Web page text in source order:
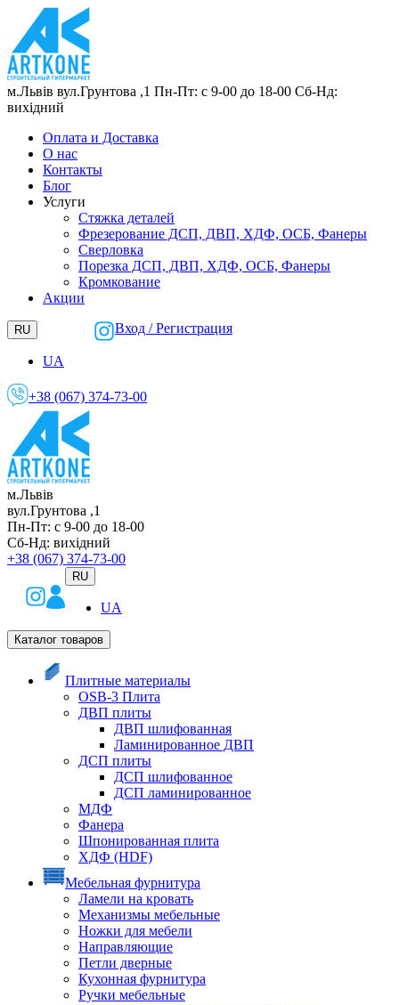
м.Львів вул.Грунтова ,1 Пн-Пт: с 9-00 до 18-00 Сб-Нд:
вихідний
Оплата и Доставка
О нас
Контакты
Блог
Услуги
Стяжка деталей
Фрезерование ДСП, ДВП, ХДФ, ОСБ, Фанеры
Сверловка
Порезка ДСП, ДВП, ХДФ, ОСБ, Фанеры
Кромкование
Акции
RU
UA
Вход / Регистрация
+38 (067) 374-73-00
м.Львів
вул.Грунтова ,1
Пн-Пт: с 9-00 до 18-00
Сб-Нд: вихідний
+38 (067) 374-73-00
RU
UA
Каталог товаров
Плитные материалы
OSB-3 Плита
ДВП плиты
ДВП шлифованная
Ламинированное ДВП
ДСП плиты
ДСП шлифованное
ДСП ламинированное
МДФ
Фанера
Шпонированная плита
ХДФ (HDF)
Мебельная фурнитура
Ламели на кровать
Механизмы мебельные
Ножки для мебели
Направляющие
Петли дверные
Кухонная фурнитура
Ручки мебельные